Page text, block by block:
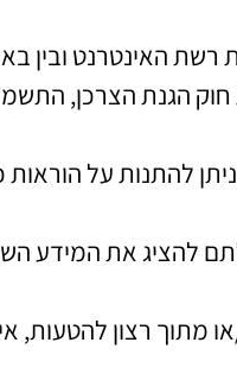
רשת האינטרנט ובין
להתנות על
להציג את המידע
או מתוך רצון